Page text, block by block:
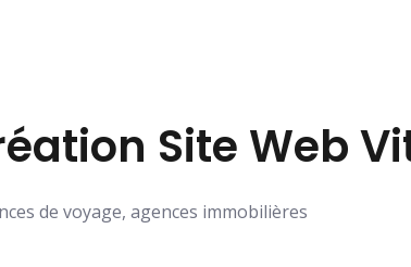
Site Web
de voyage, agences immobilières